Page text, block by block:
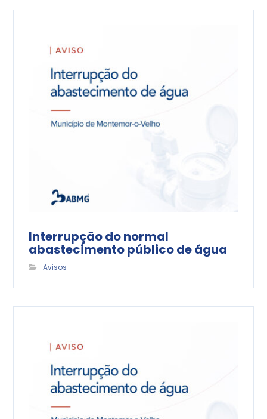
Interrupção do normal
abastecimento público de água
Avisos